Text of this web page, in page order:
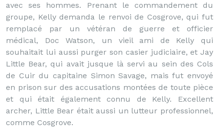
avec ses hommes. Prenant le commandement du
groupe, Kelly demanda le renvoi de Cosgrove, qui fut
remplacé par un vétéran de guerre et officier
médical, Doc Watson, un vieil ami de Kelly qui
souhaitait lui aussi purger son casier judiciaire, et Jay
Little Bear, qui avait jusque là servi au sein des Cols
de Cuir du capitaine Simon Savage, mais fut envoyé
en prison sur des accusations montées de toute pièce
et qui était également connu de Kelly. Excellent
archer, Little Bear était aussi un lutteur professionnel,
comme Cosgrove.